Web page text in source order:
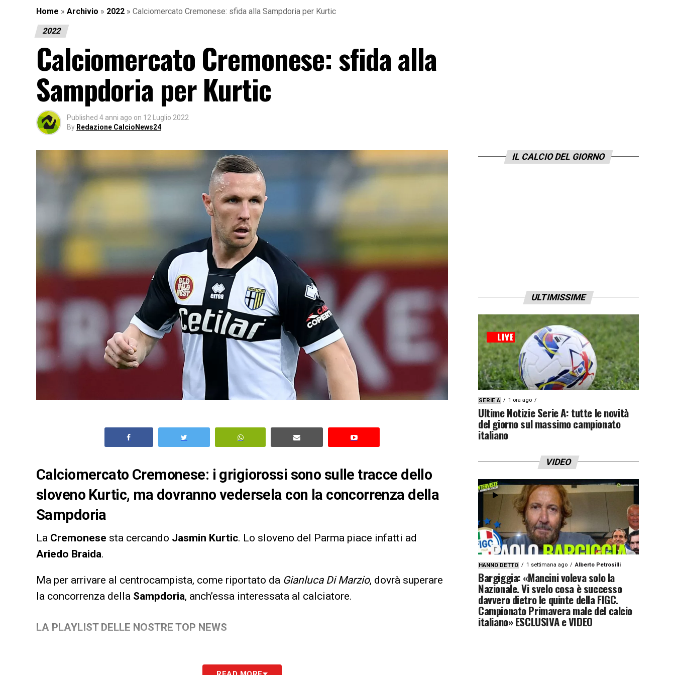
Home » Archivio » 2022 » Calciomercato Cremonese: sfida alla Sampdoria per Kurtic
2022
Calciomercato Cremonese: sfida alla
Sampdoria per Kurtic
Published 4 anni ago on 12 Luglio 2022
By Redazione CalcioNews24
Calciomercato Cremonese: i grigiorossi sono sulle tracce dello
sloveno Kurtic, ma dovranno vedersela con la concorrenza della
Sampdoria
La Cremonese sta cercando Jasmin Kurtic. Lo sloveno del Parma piace infatti ad
Ariedo Braida.
Ma per arrivare al centrocampista, come riportato da Gianluca Di Marzio, dovrà superare
la concorrenza della Sampdoria, anch’essa interessata al calciatore.
LA PLAYLIST DELLE NOSTRE TOP NEWS
IL CALCIO DEL GIORNO
ULTIMISSIME
SERIE A 1 ora ago
Ultime Notizie Serie A: tutte le novità
del giorno sul massimo campionato
italiano
VIDEO
HANNO DETTO 1 settimana ago Alberto Petrosilli
Bargiggia: «Mancini voleva solo la
Nazionale. Vi svelo cosa è successo
davvero dietro le quinte della FIGC.
Campionato Primavera male del calcio
italiano» ESCLUSIVA e VIDEO